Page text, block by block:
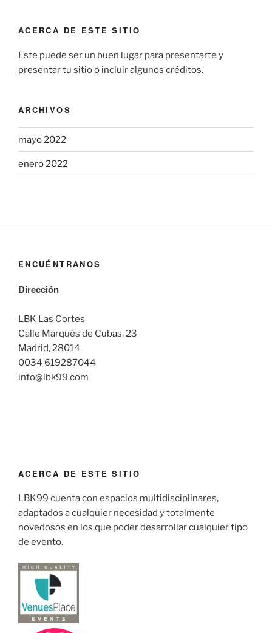
ACERCA DE ESTE SITIO
Este puede ser un buen lugar para presentarte y
presentar tu sitio o incluir algunos créditos.
ARCHIVOS
mayo 2022
enero 2022
ENCUÉNTRANOS
Dirección
LBK Las Cortes
Calle Marqués de Cubas, 23
Madrid, 28014
0034 619287044
info@lbk99.com
ACERCA DE ESTE SITIO
LBK99 cuenta con espacios multidisciplinares,
adaptados a cualquier necesidad y totalmente
novedosos en los que poder desarrollar cualquier tipo
de evento.